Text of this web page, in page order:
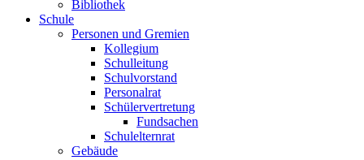
Bibliothek
Schule
Personen und Gremien
Kollegium
Schulleitung
Schulvorstand
Personalrat
Schülervertretung
Fundsachen
Schulelternrat
Gebäude